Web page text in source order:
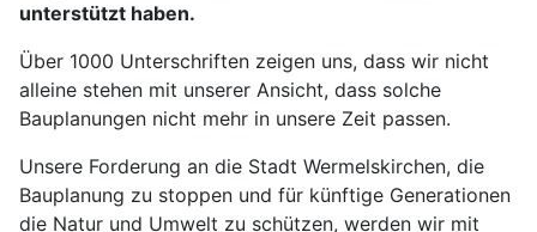
unterstützt haben.
Über 1000 Unterschriften zeigen uns, dass wir nicht
alleine stehen mit unserer Ansicht, dass solche
Bauplanungen nicht mehr in unsere Zeit passen.
Unsere Forderung an die Stadt Wermelskirchen, die
Bauplanung zu stoppen und für künftige Generationen
die Natur und Umwelt zu schützen, werden wir mit